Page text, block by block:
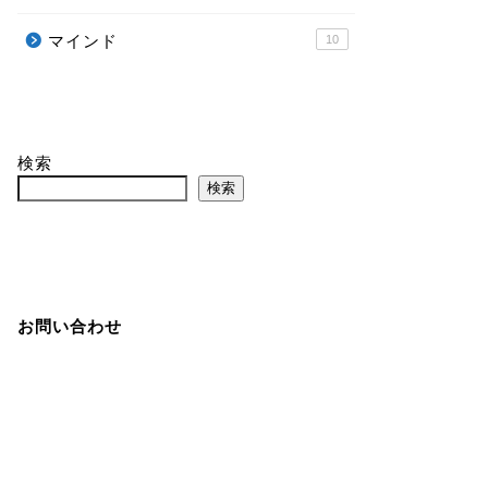
マインド 10
検索
検索
お問い合わせ